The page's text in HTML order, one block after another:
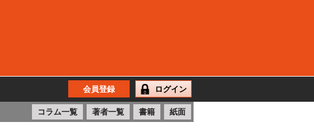
会員登録 ログイン
コラム一覧 著者一覧 書籍 紙面